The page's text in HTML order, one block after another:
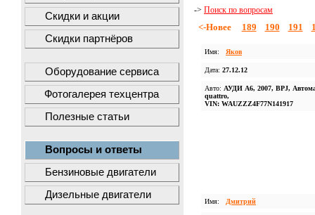
Скидки и акции
Скидки партнёров
Оборудование сервиса
Фотогалерея техцентра
Полезные статьи
Вопросы и ответы
Бензиновые двигатели
Дизельные двигатели
-> Поиск по вопросам
<-Новее 189 190 191
Имя: Яков
Дата: 27.12.12
Авто: АУДИ А6, 2007, BPJ,
quattro,
VIN: WAUZZZ4F77N141917
Имя: Дмитрий